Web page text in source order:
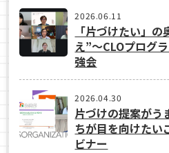
2026.06.11
「片づけたい」
え”〜CLOプログ
強会
2026.04.30
片づけの提案がう
ちが目を向けたい
ビナー